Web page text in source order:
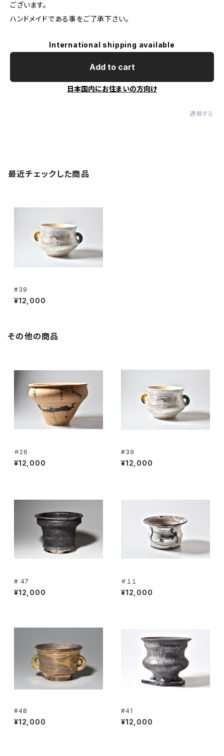
ございます。
ハンドメイドである事をご了承下さい。
International shipping available
Add to cart
日本国内にお住まいの方向け
通報する
最近チェックした商品
#39
¥12,000
その他の商品
＃26
¥12,000
#39
¥12,000
# 47
¥12,000
＃１１
¥12,000
#48
¥12,000
#41
¥12,000